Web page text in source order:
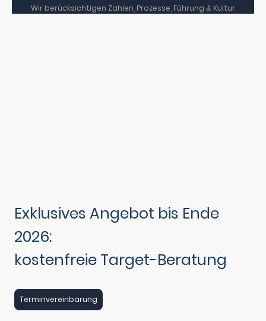
Wir berücksichtigen Zahlen, Prozesse, Führung & Kultur
Exklusives Angebot bis Ende
2026:
kostenfreie Target-Beratung
Terminvereinbarung